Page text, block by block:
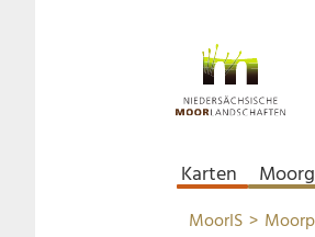
Karten
MoorIS